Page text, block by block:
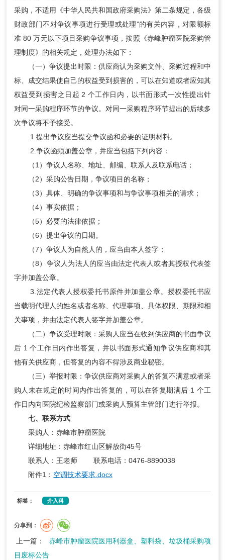
采购，不适用《中华人民共和国政府采购法》第二条规定，各级
财政部门不对争议事项进行受理或处理”的有关内容，对限额标
准 80 万元以下项目采购争议事项，按照《赤峰肿瘤医院采购管
理制度》的相关规定，处理办法如下：
（一）争议提出时限：供应商认为采购文件、采购过程和中
标、成交结果使自己的权益受到损害的，可以在知道或者应知其
权益受到损害之日起 2 个工作日内，以书面形式一次性提出针
对同一采购程序环节的争议。对同一采购程序环节提出的后续多
次争议将不予接受。
1.提出争议应当提交争议函和必要的证明材料。
2.争议函须加盖公章，并应当包括下列内容：
（1）争议人名称、地址、邮编、联系人及联系电话；
（2）采购公告日期，争议项目的名称；
（3）具体、明确的争议事项和与争议事项相关的请求；
（4）事实依据；
（5）必要的法律依据；
（6）提出争议的日期。
（7）争议人为自然人的，应当由本人签字；
（8）争议人为法人的应当由法定代表人或者其授权代表签
字并加盖公章。
3.法定代表人授权委托书原件并加盖公章。授权委托书应
当载明代理人的姓名或者名称、代理事项、具体权限、期限和相
关事项，并由法定代表人签字并加盖公章。
（二）争议受理时限：采购人应当在收到供应商的书面争议
后 1 个工作日内作出答复，并以书面形式通知争议供应商和其
他有关供应商，但答复的内容不得涉及商业秘密。
（三）举报时限：争议供应商对采购人的答复不满意或者采
购人未在规定的时间内作出答复的，可以在答复期满后 1 个工
作日内向医院纪检监察部门或采购人预算主管部门进行举报。
七、联系方式
采购人：赤峰市肿瘤医院
详细地址：赤峰市红山区解放街45号
联系人：王老师 联系电话：0476-8890038
附件1： 空调技术要求.docx
标签： 介入科
分享到：
上一篇：
赤峰市肿瘤医院医用利器盒、塑料袋、垃圾桶采购项
目废标公告